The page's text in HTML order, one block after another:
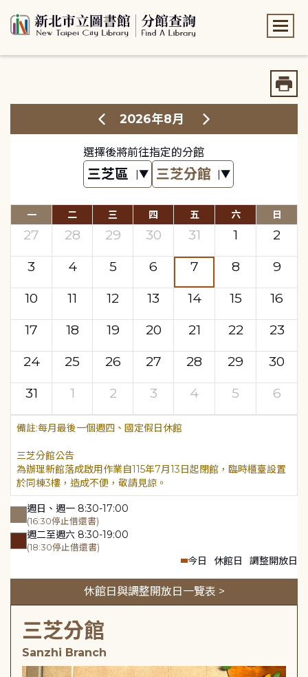
2026年8月
選擇後將前往指定的分館
一 二 三 四 五 六 日
27 28 29 30 31 1
2
3
4 5 6 7 8
9
10
11 12 13 14 15
16
17
18 19 20 21 22
23
24
25 26 27 28 29
30
31
1 2 3 4 5 6
每月最後一個週四、國定假日休館
三芝分館公告
為辦理新館落成啟用作業自115年7月13日起閉館，臨時櫃臺設置
於同棟3樓，造成不便，敬請見諒。
週日、週一 8:30-17:00
(16:30停止借還書)
週二至週六 8:30-19:00
(18:30停止借還書)
今日 休館日 調整開放日
休館日與調整開放日一覽表 >
三芝分館
Sanzhi Branch